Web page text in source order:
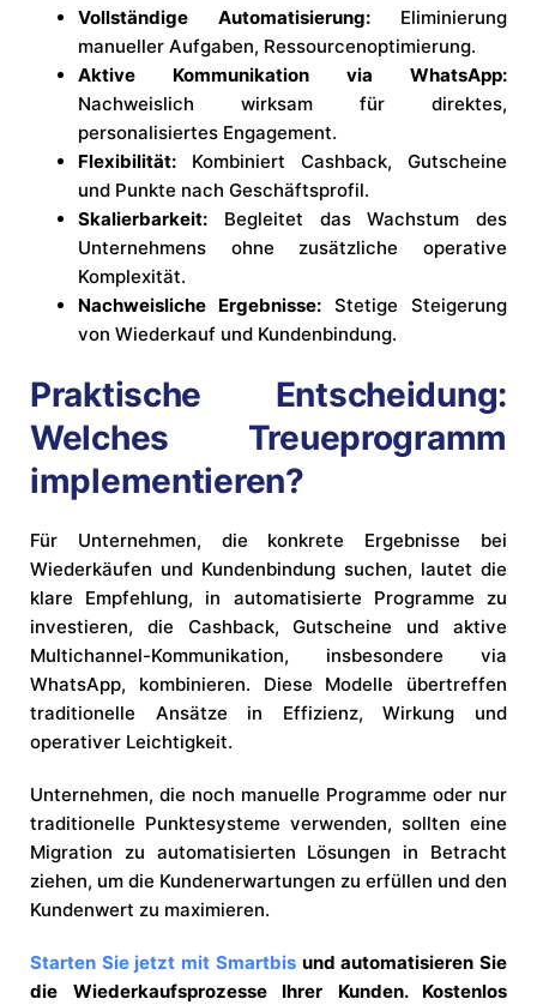
Vollständige Automatisierung:Eliminierung
manueller Aufgaben, Ressourcenoptimierung.
Aktive Kommunikation via WhatsApp:
Nachweislich wirksam für direktes,
personalisiertes Engagement.
Flexibilität: Kombiniert Cashback, Gutscheine
und Punkte nach Geschäftsprofil.
Skalierbarkeit: Begleitet das Wachstum des
Unternehmens ohne zusätzliche operative
Komplexität.
Nachweisliche Ergebnisse: Stetige Steigerung
von Wiederkauf und Kundenbindung.
Praktische Entscheidung:
Welches Treueprogramm
implementieren?
Für Unternehmen, die konkrete Ergebnisse bei
Wiederkäufen und Kundenbindung suchen, lautet die
klare Empfehlung, in automatisierte Programme zu
investieren, die Cashback, Gutscheine und aktive
Multichannel-Kommunikation, insbesondere via
WhatsApp, kombinieren. Diese Modelle übertreffen
traditionelle Ansätze in Effizienz, Wirkung und
operativer Leichtigkeit.
Unternehmen, die noch manuelle Programme oder nur
traditionelle Punktesysteme verwenden, sollten eine
Migration zu automatisierten Lösungen in Betracht
ziehen, um die Kundenerwartungen zu erfüllen und den
Kundenwert zu maximieren.
Starten Sie jetzt mit Smartbisund automatisieren Sie
die Wiederkaufsprozesse Ihrer Kunden. Kostenlos